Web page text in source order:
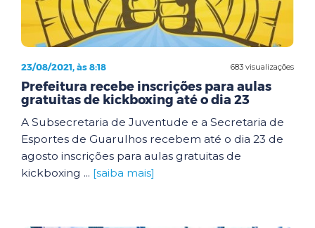
683 visualizações
23/08/2021, às 8:18
Prefeitura recebe inscrições para aulas
gratuitas de kickboxing até o dia 23
A Subsecretaria de Juventude e a Secretaria de
Esportes de Guarulhos recebem até o dia 23 de
agosto inscrições para aulas gratuitas de
kickboxing ... [saiba mais]